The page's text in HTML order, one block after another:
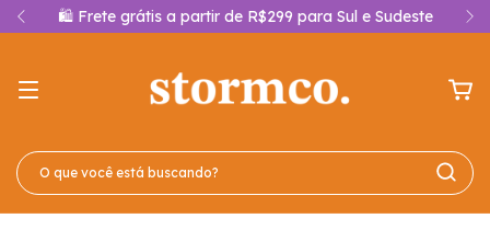
🛍️ Frete grátis a partir de R$299 para Sul e Sudeste